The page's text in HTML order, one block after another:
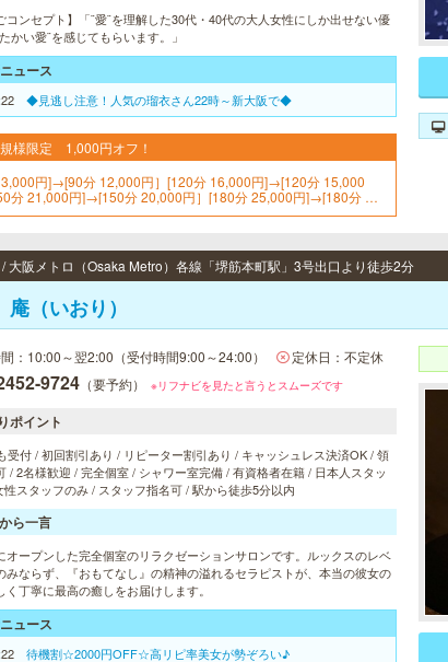
コンセプト】「¨愛¨を理解した30代・40代の大人女性にしか出せない優
かい愛¨を感じてもらいます。」
ュース
◆見逃し注意！人気の瑠衣さん22時～新大阪で◆
様限定 1,000円オフ！
円]→[90分 12,000円］[120分 16,000円]→[120分 15,000
分 21,000円]→[150分 20,000円］[180分 25,000円]→[180分 24,
※ご新規様に限り全コース￥1000割引きになります。
大阪メトロ（Osaka Metro）各線「堺筋本町駅」3号出口より徒歩2分
庵（いおり）
：10:00～翌2:00（受付時間9:00～24:00） 定休日：不定休
9724 （要予約） ※リフナビを見たと言うとスムーズです
ポイント
受付 / 初回割引あり / リピーター割引あり / キャッシュレス決済OK / 領
/ 2名様歓迎 / 完全個室 / シャワー室完備 / 有資格者在籍 / 日本人スタッ
性スタッフのみ / スタッフ指名可 / 駅から徒歩5分以内
ら一言
オープンした完全個室のリラクゼーションサロンです。ルックスのレベ
みならず、『おもてなし』の精神の溢れるセラピストが、本当の彼女の
く丁寧に最高の癒しをお届けします。
ュース
待機割☆2000円OFF☆高リピ率美女が勢ぞろい♪